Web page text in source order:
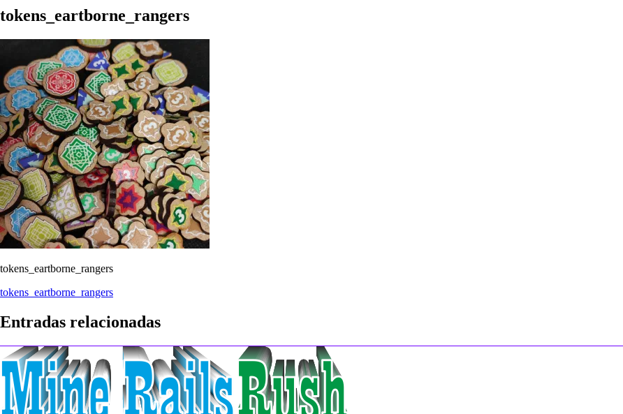
tokens_eartborne_rangers
tokens_eartborne_rangers
Navegación
de
entradas
tokens_eartborne_rangers
Entradas relacionadas